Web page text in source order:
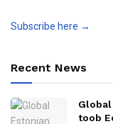
Subscribe here →
Recent News
toob